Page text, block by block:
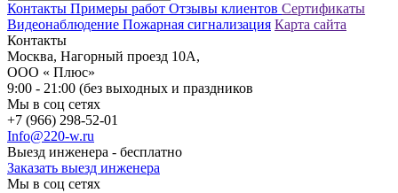
Контакты Примеры работ Отзывы клиентов Сертификаты
Видеонаблюдение Пожарная сигнализация Карта сайта
Контакты
Москва, Нагорный проезд 10А,
ООО « Плюс»
9:00 - 21:00 (без выходных и праздников
Мы в соц сетях
+7 (966) 298-52-01
Info@220-w.ru
Выезд инженера - бесплатно
Заказать выезд инженера
Мы в соц сетях